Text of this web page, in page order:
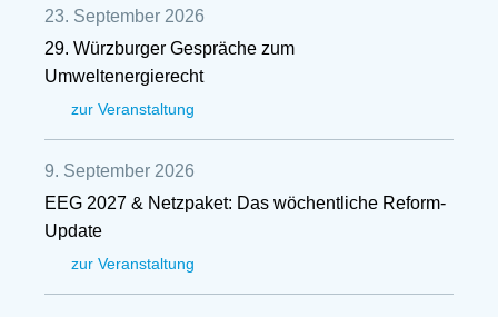
23. September 2026
29. Würzburger Gespräche zum
Umweltenergierecht
zur Veranstaltung
9. September 2026
EEG 2027 & Netzpaket: Das wöchentliche Reform-
Update
zur Veranstaltung